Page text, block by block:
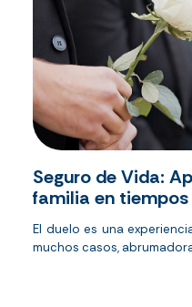
Seguro de Vida:
familia en
El duelo es una
muchos casos,